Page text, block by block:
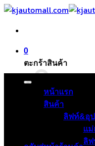
ข้าม
0
ตะกร้าสินค้า
ไม่มีสินค้าในตะกร้า
หน้าแรก
สินค้า
ลิฟท์&อุ
แม่
ลิฟ